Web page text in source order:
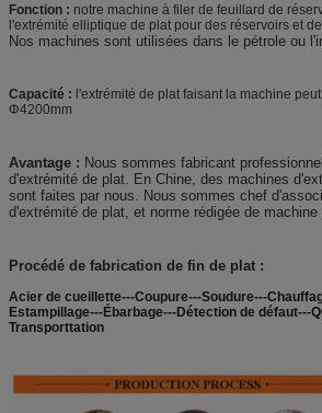
Fonction : notre machine à filer de feuillard de
l'extrémité elliptique de plat pour des réservoirs et
Nos machines sont utilisées dans le pétrole ou
Capacité : l'extrémité de plat faisant la machine
Φ4200mm
Avantage : Nous sommes fabricant
d'extrémité de plat. En Chine, des machines
sont faites par nous. Nous sommes chef
d'extrémité de plat, et norme rédigée de machine
Procédé de fabrication de fin de plat :
Acier de cueillette---Coupure---Soudure---
Estampillage---Ébarbage---Détection de défaut---
Transporttation